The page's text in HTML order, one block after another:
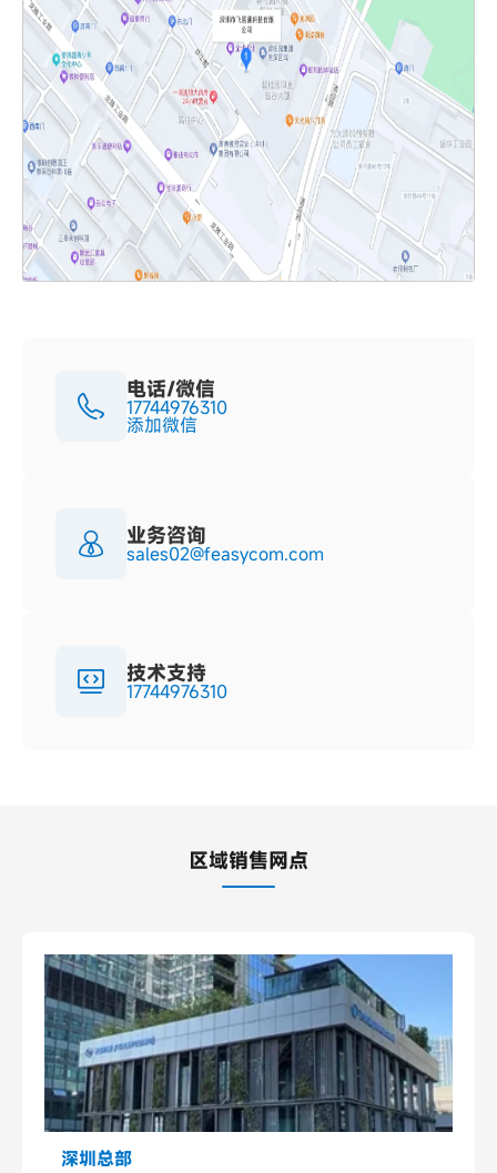
电话/微信
17744976310
添加微信
业务咨询
sales02@feasycom.com
技术支持
17744976310
区域销售网点
深圳总部